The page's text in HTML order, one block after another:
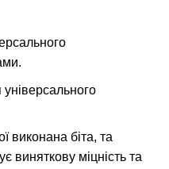
виконана біта, та
виняткову міцність та